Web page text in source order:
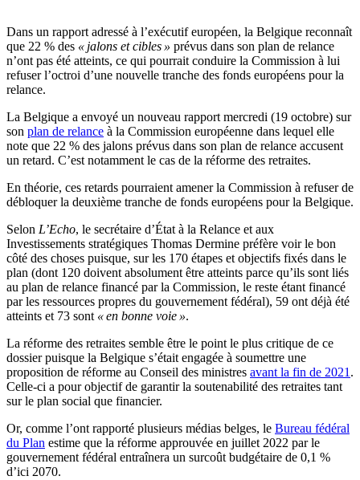
Dans un rapport adressé à l’exécutif européen, la Belgique reconnaît
que 22 % des « jalons et cibles » prévus dans son plan de relance
n’ont pas été atteints, ce qui pourrait conduire la Commission à lui
refuser l’octroi d’une nouvelle tranche des fonds européens pour la
relance.
La Belgique a envoyé un nouveau rapport mercredi (19 octobre) sur
son plan de relance à la Commission européenne dans lequel elle
note que 22 % des jalons prévus dans son plan de relance accusent
un retard. C’est notamment le cas de la réforme des retraites.
En théorie, ces retards pourraient amener la Commission à refuser de
débloquer la deuxième tranche de fonds européens pour la Belgique.
Selon L’Echo, le secrétaire d’État à la Relance et aux
Investissements stratégiques Thomas Dermine préfère voir le bon
côté des choses puisque, sur les 170 étapes et objectifs fixés dans le
plan (dont 120 doivent absolument être atteints parce qu’ils sont liés
au plan de relance financé par la Commission, le reste étant financé
par les ressources propres du gouvernement fédéral), 59 ont déjà été
atteints et 73 sont « en bonne voie ».
La réforme des retraites semble être le point le plus critique de ce
dossier puisque la Belgique s’était engagée à soumettre une
proposition de réforme au Conseil des ministres avant la fin de 2021 .
Celle-ci a pour objectif de garantir la soutenabilité des retraites tant
sur le plan social que financier.
Or, comme l’ont rapporté plusieurs médias belges, le Bureau fédéral
du Plan estime que la réforme approuvée en juillet 2022 par le
gouvernement fédéral entraînera un surcoût budgétaire de 0,1 %
d’ici 2070.